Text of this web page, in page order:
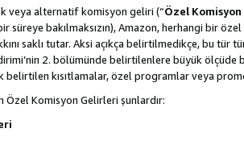
veya alternatif komisyon geliri (“Özel
süreye bakılmaksızın), Amazon, herhangi bir
saklı tutar. Aksi açıkça belirtilmedikçe, bu tür
2. bölümünde belirtilenlere büyük ölçüde
belirtilen kısıtlamalar, özel programlar veya
Özel Komisyon Gelirleri şunlardır: